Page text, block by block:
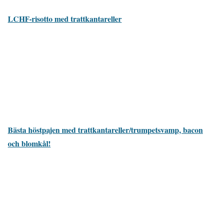
LCHF-risotto med trattkantareller
Bästa höstpajen med trattkantareller/trumpetsvamp, bacon
och blomkål!